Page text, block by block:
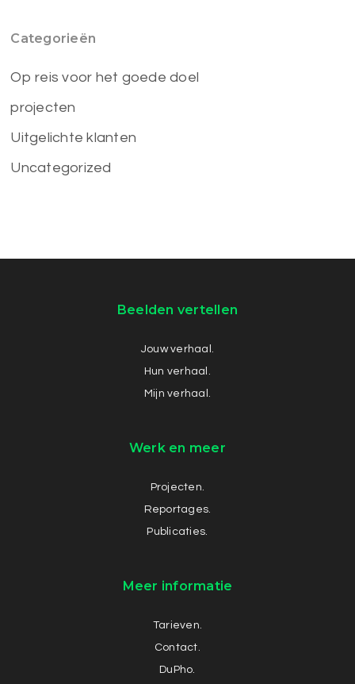
Categorieën
Op reis voor het goede doel
projecten
Uitgelichte klanten
Uncategorized
Beelden vertellen
Jouw verhaal.
Hun verhaal.
Mijn verhaal.
Werk en meer
Projecten.
Reportages.
Publicaties.
Meer informatie
Tarieven.
Contact.
DuPho.